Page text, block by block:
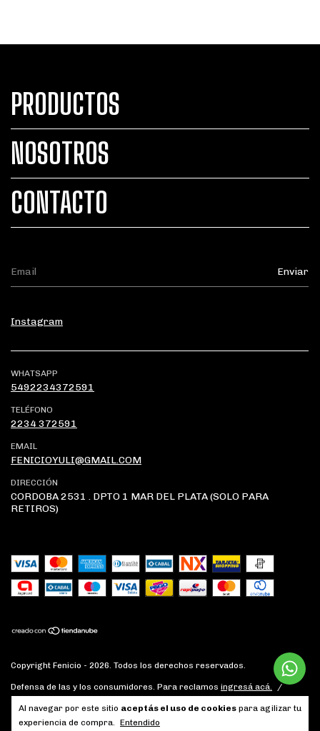
Al navegar por este sitio aceptás el uso de cookies para agilizar tu
experiencia de compra. Entendido
PRODUCTOS
NOSOTROS
CONTACTO
Instagram
WHATSAPP
5492234372591
TELÉFONO
2234 372591
EMAIL
FENICIOYULI@GMAIL.COM
DIRECCIÓN
CORDOBA 2531 . DPTO 1 MAR DEL PLATA (SOLO PARA
RETIROS)
Copyright Fenicio - 2026. Todos los derechos reservados.
Defensa de las y los consumidores. Para reclamos ingresá acá.
/